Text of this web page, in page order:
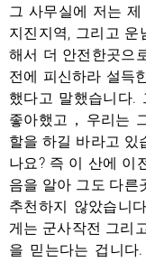
그 사무실에 저는
지진지역, 그리고
해서 더 안전한곳으
전에 피신하라 설득
했다고 말했습니다.
좋아했고，우리는
할을 하길 바라고 있
나요? 즉 이 산에 이
음을 알아 그도 다른
추천하지 않았습니
게는 군사작전 그리
을 믿는다는 겁니다